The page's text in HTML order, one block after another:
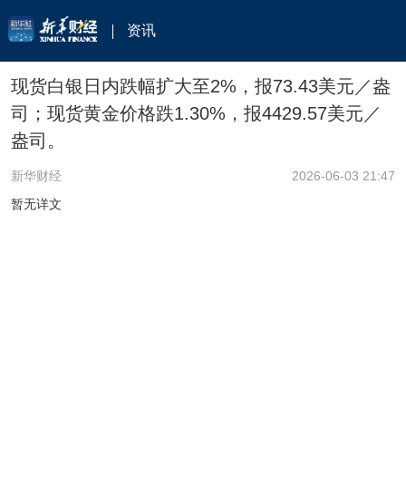
资讯
现货白银日内跌幅扩大至2%，报73.43美元／盎
司；现货黄金价格跌1.30%，报4429.57美元／
盎司。
新华财经
2026-06-03 21:47
暂无详文